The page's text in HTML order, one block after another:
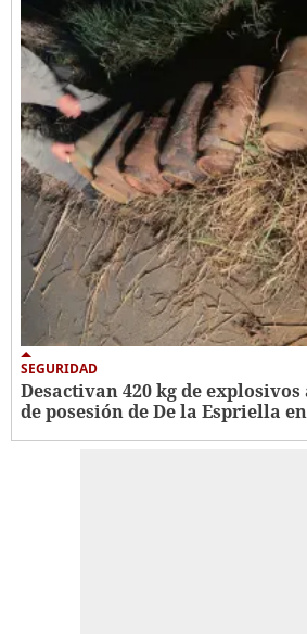
SEGURIDAD
Desactivan 420 kg de
de posesión de De la Espriella